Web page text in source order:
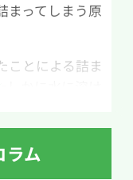
便器内の水位が
出して普段の
ます。続いて
重曹とクエン
まってしまう原
ことによる詰ま
かに水に溶け
ーパーを流す
てください。
ラム